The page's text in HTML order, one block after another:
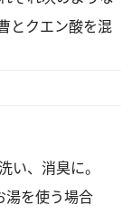
とクエン酸を混
い、消臭に。
を使う場合